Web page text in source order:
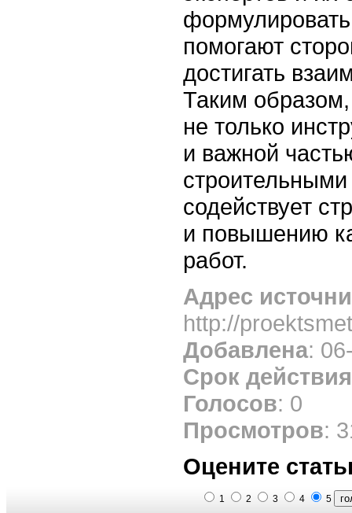
помогают
достигать
Таким образом,
не только
и важной
содействует
и повышению
работ.
Адрес
http://
Добавлена:
Срок действия
Голосов: 0
Просмотров:
Оцените
1 2 3 4 5